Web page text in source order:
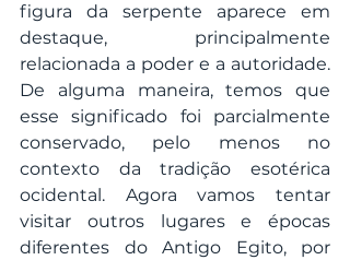
figura da serpente aparece em
destaque, principalmente
relacionada a poder e a autoridade.
De alguma maneira, temos que
esse significado foi parcialmente
conservado, pelo menos no
contexto da tradição esotérica
ocidental. Agora vamos tentar
visitar outros lugares e épocas
diferentes do Antigo Egito, por